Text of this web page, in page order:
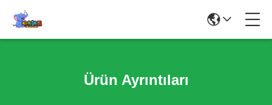
Ürün Ayrıntıları